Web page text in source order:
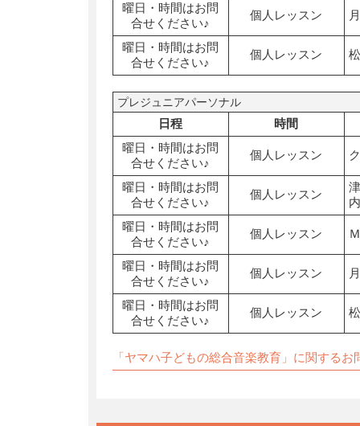
曜日・時間はお問
合せください♪
個人レッスン
曜日・時間はお問
合せください♪
個人レッスン
プレジュニアパーソナル
日程
時間
曜日・時間はお問
合せください♪
個人レッスン
曜日・時間はお問
合せください♪
個人レッスン
曜日・時間はお問
合せください♪
個人レッスン
曜日・時間はお問
合せください♪
個人レッスン
曜日・時間はお問
合せください♪
個人レッスン
「ヤマハ子どもの総合音楽教育」に関するお